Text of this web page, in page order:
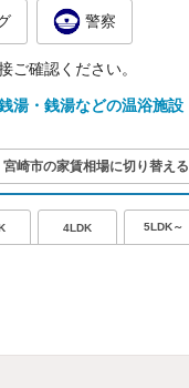
警察
ご確認ください。
湯・銭湯などの温浴施設
宮崎市の家賃相場に切り替える
4LDK 5LDK～